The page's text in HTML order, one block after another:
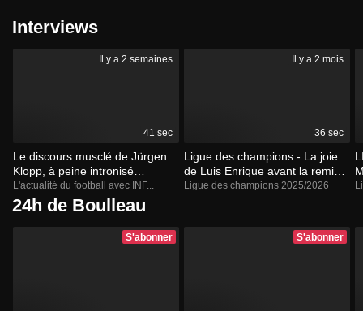
Interviews
Il y a 2 semaines
41 sec
Le discours musclé de Jürgen
Klopp, à peine intronisé
nouveau sélectionneur de
l'Allemagne
L'actualité du football avec INF...
Il y a 2 mois
36 sec
Ligue des champions - La joie
de Luis Enrique avant la remise
de la coupe
Ligue des champions 2025/2026
24h de Boulleau
S'abonner S'abonner